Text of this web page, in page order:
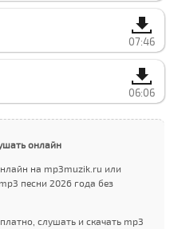
07:46
06:06
онлайн
на mp3muzik.ru или
песни 2026 года без
слушать и скачать mp3